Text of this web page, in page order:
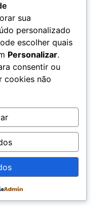
20.679.360/0001-79
sua
personalizado
escolher quais
Personalizar.
consentir ou
cookies não